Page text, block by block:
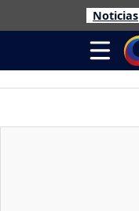
Noticias